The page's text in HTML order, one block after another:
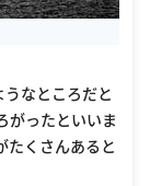
なところだと
がったといいま
たくさんあると